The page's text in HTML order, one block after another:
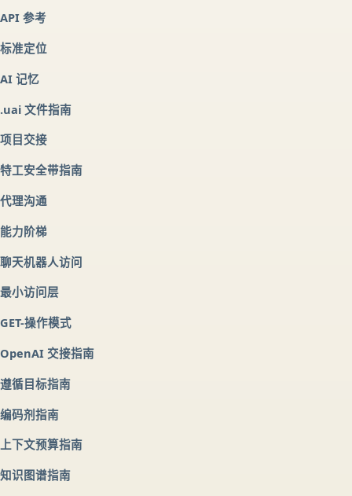
API 参考
标准定位
AI 记忆
.uai 文件指南
项目交接
特工安全带指南
代理沟通
能力阶梯
聊天机器人访问
最小访问层
GET-操作模式
OpenAI 交接指南
遵循目标指南
编码剂指南
上下文预算指南
知识图谱指南